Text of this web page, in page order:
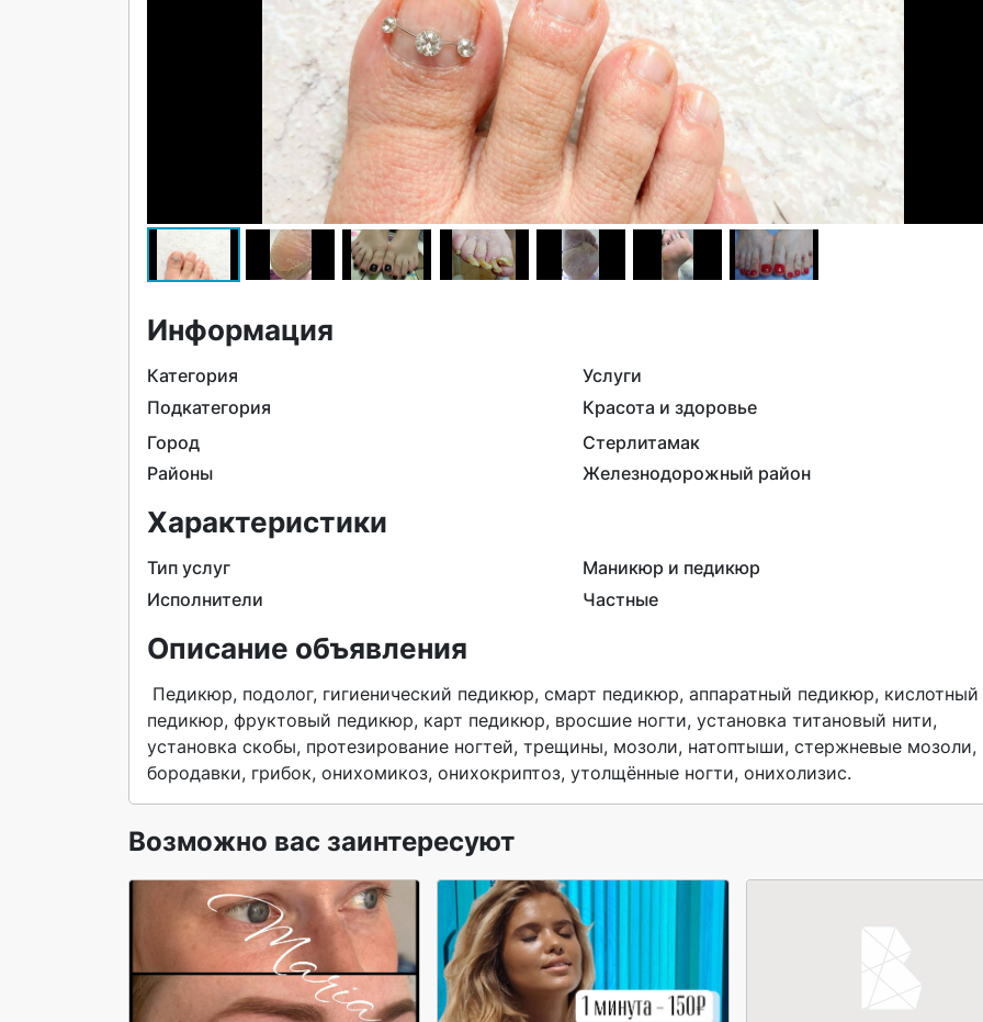
Информация
Категория
Услуги
Подкатегория
Красота и здоровье
Город
Стерлитамак
Районы
Железнодорожный район
Характеристики
Тип услуг
Маникюр и педикюр
Исполнители
Частные
Описание объявления
педикюр, фруктовый педикюр, карт педикюр, вросшие ногти, установка титановый нити,
установка скобы, протезирование ногтей, трещины, мозоли, натоптыши, стержневые мозоли,
бородавки, грибок, онихомикоз, онихокриптоз, утолщённые ногти, онихолизис.
Возможно вас заинтересуют